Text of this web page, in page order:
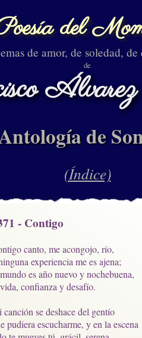
del
de amor, de soledad, de
de
de
(Índice)
- Contigo
canto, me acongojo, río,
experiencia me es ajena;
es año nuevo y nochebuena,
confianza y desafío.
canción se deshace del gentío
pudiera escucharme, y en la escena